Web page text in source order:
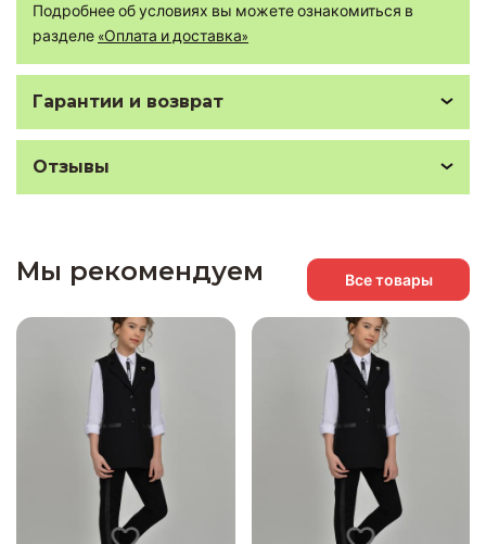
Подробнее об условиях вы можете ознакомиться в
разделе «Оплата и доставка»
Гарантии и возврат
Отзывы
Мы рекомендуем Все товары